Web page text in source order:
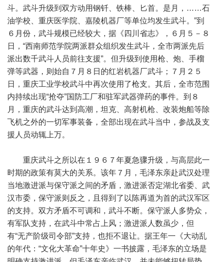
斗。武斗升级到双方动用钢钎、铁棒、匕首。是月，……石
油学校、重庆医学院、嘉陵机器厂等单位均发生武斗。”到
６月份，武斗规模已经较大，据《四川省志》，６月５－８
日，“西南师范学院两派群众组织发生武斗，全市两派先后
派出数千武斗人员前往支援”。但升级到使用枪、炮、手榴
弹等武器，则始自７月８日的红岩机器厂武斗；７月２５
日，重庆工业学校武斗中再次使用了枪支。其后，全市范围
内持续出现“抢夺”国防工厂和驻军武器弹药的事件。到８
月，重庆的武斗达到高潮，坦克、高射机枪、改装炮船等除
飞机之外的一切军事装备，全部出现在武斗当中，参战及支
援人员动辄上万。
重庆武斗之所以在１９６７年夏急骤升级，与高层此一
时期的政策有莫大的关系。该年７月，毛泽东亲赴武汉处理
当地激进派与保守派之间的矛盾，激进派否定湖北省委、武
汉市委，保守派则反之，且得到了以陈再道为首的武汉军区
的支持。双方矛盾不可调和，武斗不断。保守派人多势众，
有军队支持，在武斗中常占上风；激进派人数虽少，但
有“无产阶级司令部”支持，也拒不退让。据王年一《大动乱
的年代：“文化大革命”十年史》一书披露，毛泽东的立场是